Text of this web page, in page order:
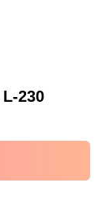
230